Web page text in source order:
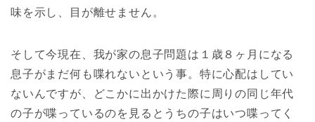
味を示し、目が離せません。
そして今現在、我が家の息子問題は１歳８ヶ月になる
息子がまだ何も喋れないという事。特に心配はしてい
ないんですが、どこかに出かけた際に周りの同じ年代
の子が喋っているのを見るとうちの子はいつ喋ってく